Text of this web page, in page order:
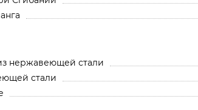
нержавеющей стали
стали